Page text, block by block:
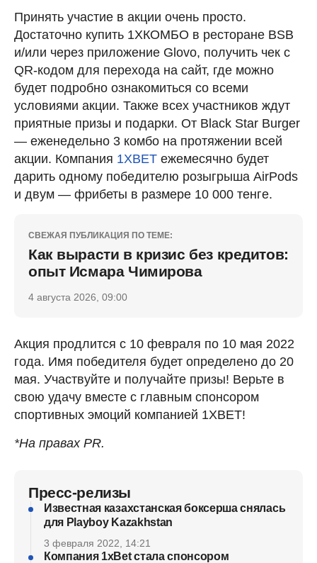
Принять участие в акции очень просто.
Достаточно купить 1ХКОМБО в ресторане BSB
и/или через приложение Glovo, получить чек с
QR-кодом для перехода на сайт, где можно
будет подробно ознакомиться со всеми
условиями акции. Также всех участников ждут
приятные призы и подарки. От Black Star Burger
— еженедельно 3 комбо на протяжении всей
акции. Компания 1ХBET ежемесячно будет
дарить одному победителю розыгрыша AirPods
и двум — фрибеты в размере 10 000 тенге.
СВЕЖАЯ ПУБЛИКАЦИЯ ПО ТЕМЕ:
Как вырасти в кризис без кредитов:
опыт Исмара Чимирова
4 августа 2026, 09:00
Акция продлится с 10 февраля по 10 мая 2022
года. Имя победителя будет определено до 20
мая. Участвуйте и получайте призы! Верьте в
свою удачу вместе с главным спонсором
спортивных эмоций компанией 1ХBET!
*На правах PR.
Пресс-релизы
Известная казахстанская боксерша снялась
для Playboy Kazakhstan
3 февраля 2022, 14:21
Компания 1xBet стала спонсором